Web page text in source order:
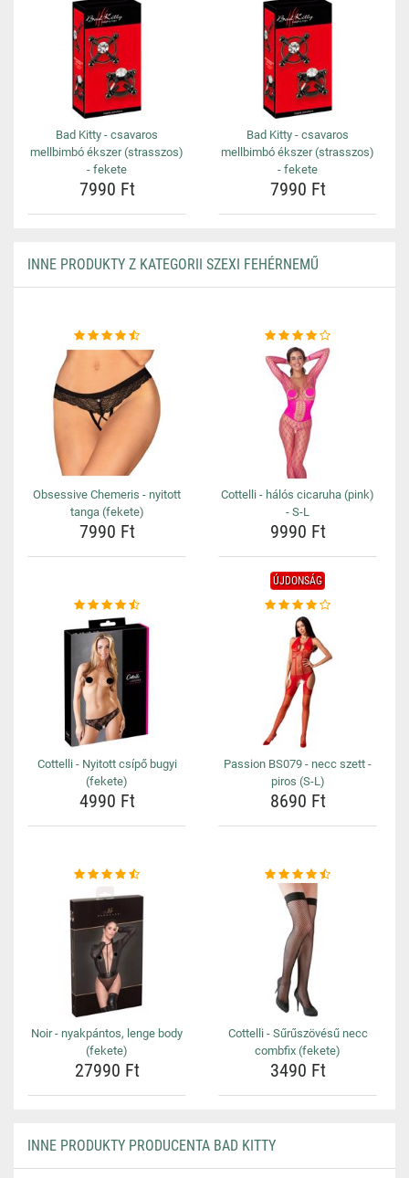
Bad Kitty - csavaros
mellbimbó ékszer (strasszos)
- fekete
7990 Ft
Bad Kitty - csavaros
mellbimbó ékszer (strasszos)
- fekete
7990 Ft
INNE PRODUKTY Z KATEGORII SZEXI FEHÉRNEMŰ
Obsessive Chemeris - nyitott
tanga (fekete)
7990 Ft
Cottelli - hálós cicaruha (pink)
- S-L
9990 Ft
Cottelli - Nyitott csípő bugyi
(fekete)
4990 Ft
ÚJDONSÁG
Passion BS079 - necc szett -
piros (S-L)
8690 Ft
Noir - nyakpántos, lenge body
(fekete)
27990 Ft
Cottelli - Sűrűszövésű necc
combfix (fekete)
3490 Ft
INNE PRODUKTY PRODUCENTA BAD KITTY